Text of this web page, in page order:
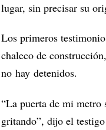
lugar, sin precisar su
Los primeros
chaleco de
no hay detenidos.
“La puerta de mi metro
gritando”, dijo el